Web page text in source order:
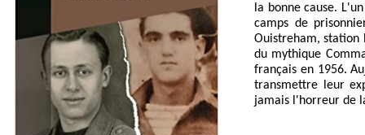
la bonne cause.
camps de
Ouistreham, station
du mythique
français en 1956.
transmettre leur
jamais l'horreur de